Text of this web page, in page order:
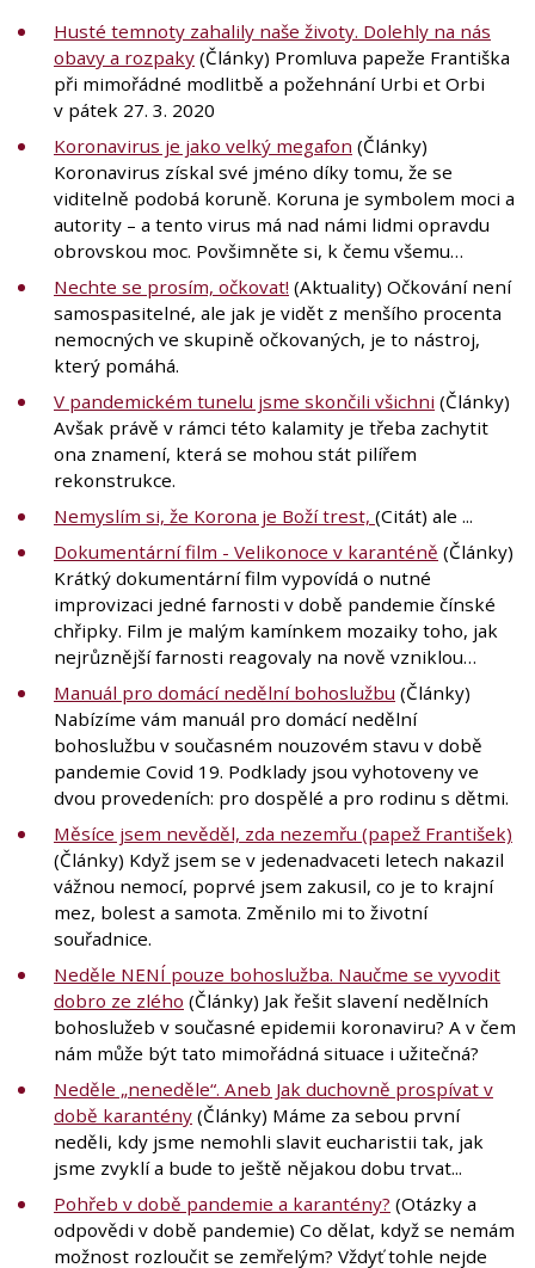
Husté temnoty zahalily naše životy. Dolehly na nás
obavy a rozpaky (Články) Promluva papeže Františka
při mimořádné modlitbě a požehnání Urbi et Orbi
v pátek 27. 3. 2020
Koronavirus je jako velký megafon (Články)
Koronavirus získal své jméno díky tomu, že se
viditelně podobá koruně. Koruna je symbolem moci a
autority – a tento virus má nad námi lidmi opravdu
obrovskou moc. Povšimněte si, k čemu všemu…
Nechte se prosím, očkovat! (Aktuality) Očkování není
samospasitelné, ale jak je vidět z menšího procenta
nemocných ve skupině očkovaných, je to nástroj,
který pomáhá.
V pandemickém tunelu jsme skončili všichni (Články)
Avšak právě v rámci této kalamity je třeba zachytit
ona znamení, která se mohou stát pilířem
rekonstrukce.
Nemyslím si, že Korona je Boží trest, (Citát) ale ...
Dokumentární film - Velikonoce v karanténě (Články)
Krátký dokumentární film vypovídá o nutné
improvizaci jedné farnosti v době pandemie čínské
chřipky. Film je malým kamínkem mozaiky toho, jak
nejrůznější farnosti reagovaly na nově vzniklou…
Manuál pro domácí nedělní bohoslužbu (Články)
Nabízíme vám manuál pro domácí nedělní
bohoslužbu v současném nouzovém stavu v době
pandemie Covid 19. Podklady jsou vyhotoveny ve
dvou provedeních: pro dospělé a pro rodinu s dětmi.
Měsíce jsem nevěděl, zda nezemřu (papež František)
(Články) Když jsem se v jedenadvaceti letech nakazil
vážnou nemocí, poprvé jsem zakusil, co je to krajní
mez, bolest a samota. Změnilo mi to životní
souřadnice.
Neděle NENÍ pouze bohoslužba. Naučme se vyvodit
dobro ze zlého (Články) Jak řešit slavení nedělních
bohoslužeb v současné epidemii koronaviru? A v čem
nám může být tato mimořádná situace i užitečná?
Neděle „neneděle“. Aneb Jak duchovně prospívat v
době karantény (Články) Máme za sebou první
neděli, kdy jsme nemohli slavit eucharistii tak, jak
jsme zvyklí a bude to ještě nějakou dobu trvat...
Pohřeb v době pandemie a karantény? (Otázky a
odpovědi v době pandemie) Co dělat, když se nemám
možnost rozloučit se zemřelým? Vždyť tohle nejde